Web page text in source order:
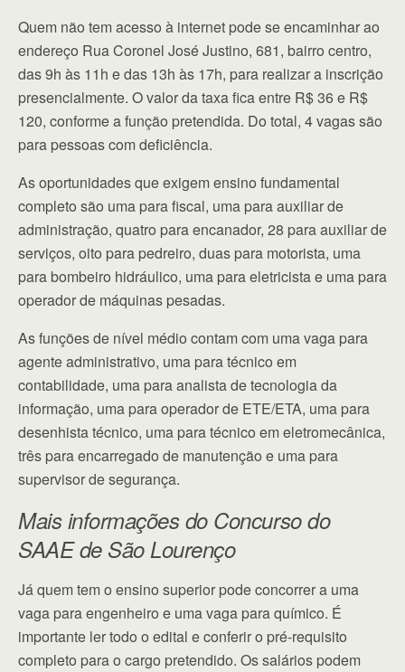
Quem não tem acesso à internet pode se encaminhar ao
endereço Rua Coronel José Justino, 681, bairro centro,
das 9h às 11h e das 13h às 17h, para realizar a inscrição
presencialmente. O valor da taxa fica entre R$ 36 e R$
120, conforme a função pretendida. Do total, 4 vagas são
para pessoas com deficiência.
As oportunidades que exigem ensino fundamental
completo são uma para fiscal, uma para auxiliar de
administração, quatro para encanador, 28 para auxiliar de
serviços, oito para pedreiro, duas para motorista, uma
para bombeiro hidráulico, uma para eletricista e uma para
operador de máquinas pesadas.
As funções de nível médio contam com uma vaga para
agente administrativo, uma para técnico em
contabilidade, uma para analista de tecnologia da
informação, uma para operador de ETE/ETA, uma para
desenhista técnico, uma para técnico em eletromecânica,
três para encarregado de manutenção e uma para
supervisor de segurança.
Mais informações do Concurso do
SAAE de São Lourenço
Já quem tem o ensino superior pode concorrer a uma
vaga para engenheiro e uma vaga para químico. É
importante ler todo o edital e conferir o pré-requisito
completo para o cargo pretendido. Os salários podem